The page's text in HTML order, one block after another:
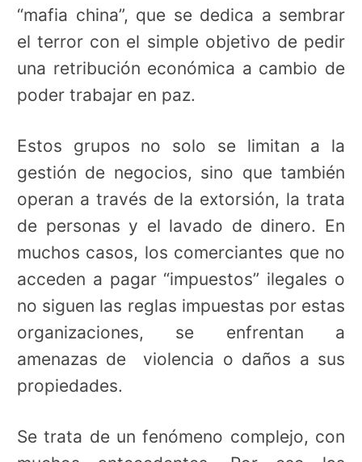
“mafia china”, que se dedica a sembrar
el terror con el simple objetivo de pedir
una retribución económica a cambio de
poder trabajar en paz.
Estos grupos no solo se limitan a la
gestión de negocios, sino que también
operan a través de la extorsión, la trata
de personas y el lavado de dinero. En
muchos casos, los comerciantes que no
acceden a pagar “impuestos” ilegales o
no siguen las reglas impuestas por estas
organizaciones, se enfrentan a
amenazas de violencia o daños a sus
propiedades.
Se trata de un fenómeno complejo, con